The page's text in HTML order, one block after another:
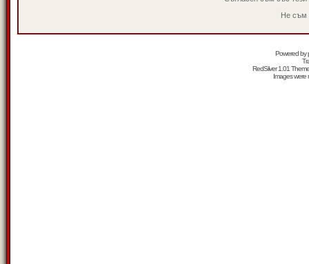
Не съм
Powered by
RedSilver 1.01
Images were